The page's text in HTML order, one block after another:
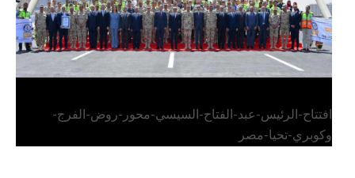
افتتاح-الرئيس-عبد-الفتاح-السيسي-محور-روض-الفرج-
وكوبري-تحيا-مصر